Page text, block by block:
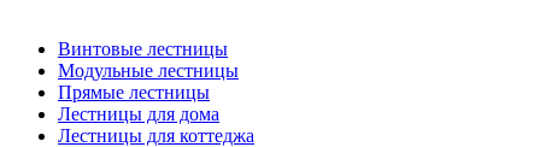
Винтовые лестницы
Модульные лестницы
Прямые лестницы
Лестницы для дома
Лестницы для коттеджа